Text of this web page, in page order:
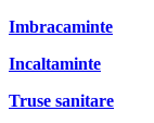
Imbracaminte
Incaltaminte
Truse sanitare